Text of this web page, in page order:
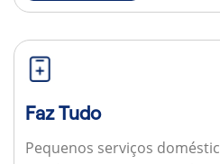
Faz Tudo
Pequenos serviços